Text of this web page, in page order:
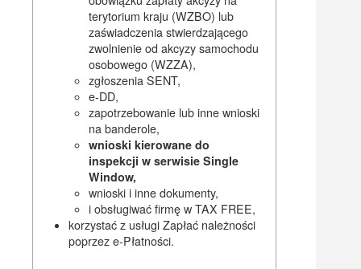
terytorium kraju (WZBO) lub
zaświadczenia stwierdzającego
zwolnienie od akcyzy samochodu
osobowego (WZZA),
zgłoszenia SENT,
e-DD,
zapotrzebowanie lub inne wnioski
na banderole,
wnioski kierowane do
inspekcji w serwisie Single
Window,
wnioski i inne dokumenty,
i obsługiwać firmę w TAX FREE,
korzystać z usługi Zapłać należności
poprzez e-Płatności.